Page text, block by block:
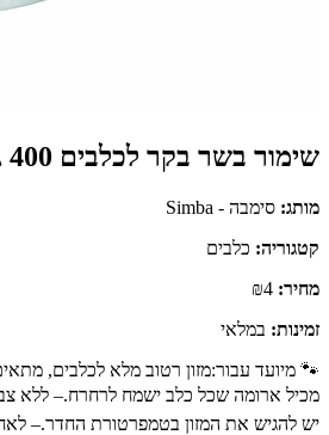
שימור בשר בקר לכלבים 400 גרם | Simba
מותג: סימבה - Simba
קטגוריה: כלבים
מחיר:
זמינות: במלאי
🐾 מיועד עבור:מזון רטוב מלא לכלבים,
יש להגיש את המזון בטמפרטורת החדר.– לאחר הפתיחה, יש לאחסן במקרר ולהשתמש תוך 48 שעות.–